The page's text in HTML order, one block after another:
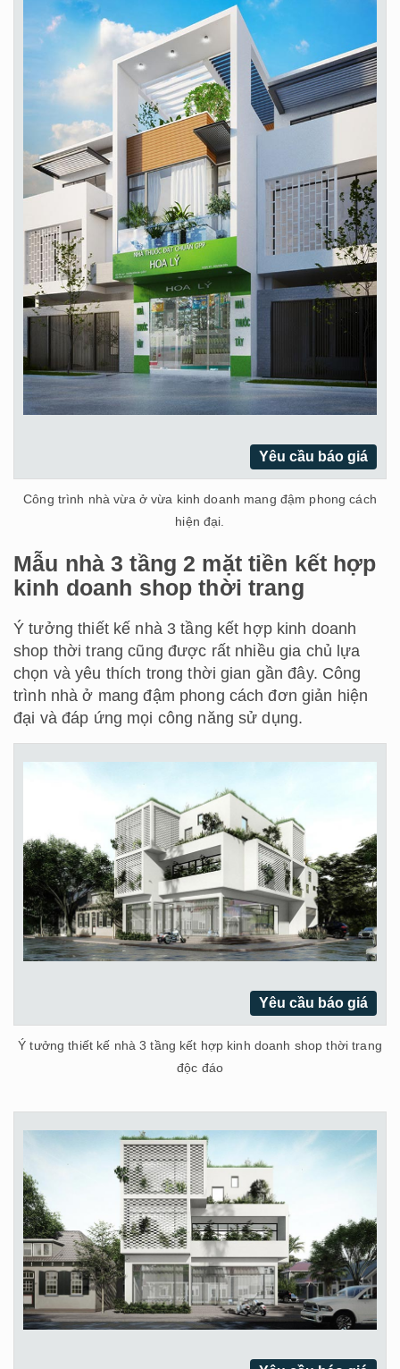
Yêu cầu báo giá
Công trình nhà vừa ở vừa kinh doanh mang đậm phong cách
hiện đại.
Mẫu nhà 3 tầng 2 mặt tiền kết hợp
kinh doanh shop thời trang
Ý tưởng thiết kế nhà 3 tầng kết hợp kinh doanh
shop thời trang cũng được rất nhiều gia chủ lựa
chọn và yêu thích trong thời gian gần đây. Công
trình nhà ở mang đậm phong cách đơn giản hiện
đại và đáp ứng mọi công năng sử dụng.
Yêu cầu báo giá
Ý tưởng thiết kế nhà 3 tầng kết hợp kinh doanh shop thời trang
độc đáo